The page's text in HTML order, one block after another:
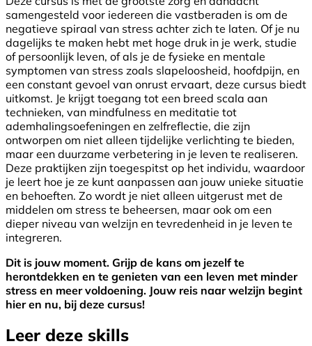
samengesteld voor iedereen die vastberaden is om de
negatieve spiraal van stress achter zich te laten. Of je nu
dagelijks te maken hebt met hoge druk in je werk, studie
of persoonlijk leven, of als je de fysieke en mentale
symptomen van stress zoals slapeloosheid, hoofdpijn, en
een constant gevoel van onrust ervaart, deze cursus biedt
uitkomst. Je krijgt toegang tot een breed scala aan
technieken, van mindfulness en meditatie tot
ademhalingsoefeningen en zelfreflectie, die zijn
ontworpen om niet alleen tijdelijke verlichting te bieden,
maar een duurzame verbetering in je leven te realiseren.
Deze praktijken zijn toegespitst op het individu, waardoor
je leert hoe je ze kunt aanpassen aan jouw unieke situatie
en behoeften. Zo wordt je niet alleen uitgerust met de
middelen om stress te beheersen, maar ook om een
dieper niveau van welzijn en tevredenheid in je leven te
integreren.
Dit is jouw moment. Grijp de kans om jezelf te
herontdekken en te genieten van een leven met minder
stress en meer voldoening. Jouw reis naar welzijn begint
hier en nu, bij deze cursus!
Leer deze skills